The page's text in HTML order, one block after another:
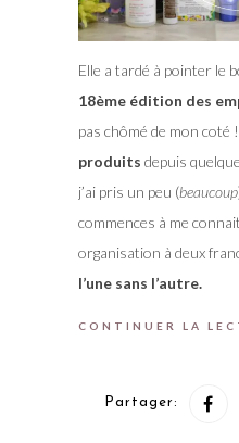
Elle a tardé à pointer le
18ème édition des
pas chômé de mon coté
produits depuis
j’ai pris un peu (beaucoup
commences à me
organisation à deux
l’une sans l’autre.
CONTINUER LA
Partager: